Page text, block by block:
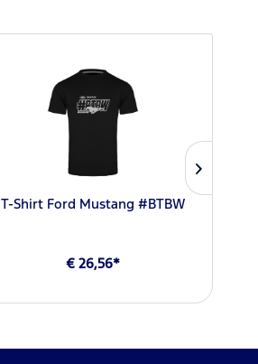
T-Shirt Ford Mustang #BTBW
€ 26,56*